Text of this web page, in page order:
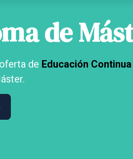
de
de Educación Continua